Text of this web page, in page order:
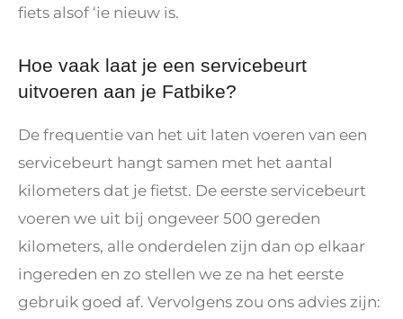
fiets alsof ‘ie nieuw is.
Hoe vaak laat je een servicebeurt
uitvoeren aan je Fatbike?
De frequentie van het uit laten voeren van een
servicebeurt hangt samen met het aantal
kilometers dat je fietst. De eerste servicebeurt
voeren we uit bij ongeveer 500 gereden
kilometers, alle onderdelen zijn dan op elkaar
ingereden en zo stellen we ze na het eerste
gebruik goed af. Vervolgens zou ons advies zijn: